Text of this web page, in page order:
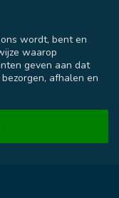
wordt, bent en
waarop
geven aan dat
afhalen en